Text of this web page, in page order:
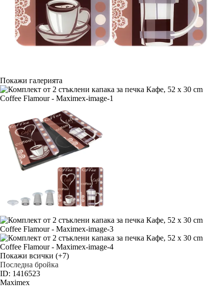
Покажи галерията
Покажи всички (+7)
Последна бройка
ID: 1416523
Maximex